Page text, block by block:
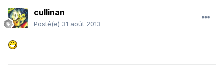
cullinan
Posté(e) 31 août 2013